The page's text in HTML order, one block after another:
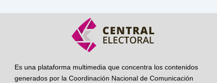
Es una plataforma multimedia que concentra los contenidos
generados por la Coordinación Nacional de Comunicación